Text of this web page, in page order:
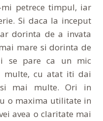
petrece timpul, iar
Si daca la inceput
dorinta de a invata
mare si dorinta de
se pare ca un mic
multe, cu atat iti dai
mai multe. Ori in
o maxima utilitate in
avea o claritate mai